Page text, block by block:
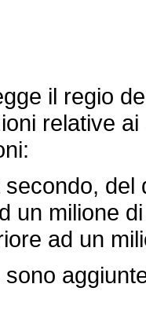
il regio
relative
del
un milione
ad un